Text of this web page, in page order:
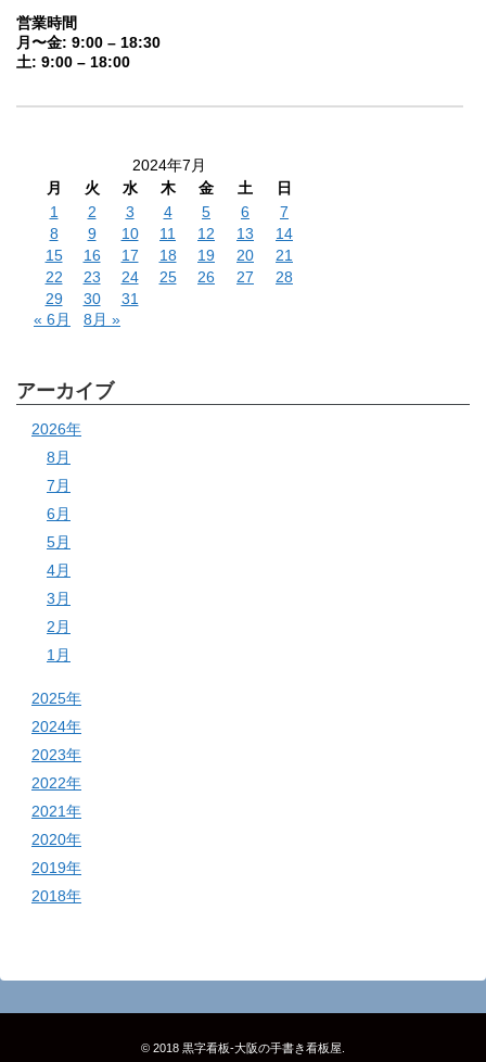
営業時間
月〜金: 9:00 – 18:30
土: 9:00 – 18:00
2024年7月
月
火 水 木 金 土
日
1
2 3 4 5 6
7
8
9 10 11 12 13
14
15
16 17 18 19 20
21
22
23 24 25 26 27
28
29
30
31
« 6月
8月 »
アーカイブ
2026年
8月
7月
6月
5月
4月
3月
2月
1月
2025年
2024年
2023年
2022年
2021年
2020年
2019年
2018年
© 2018 黒字看板‐大阪の手書き看板屋